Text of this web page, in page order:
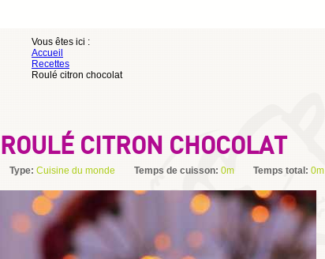
S'INSCRIRE
Vous êtes ici :
Accueil
Recettes
Roulé citron chocolat
ROULÉ CITRON CHOCOLAT
Type: Cuisine du monde Temps de cuisson: 0m Temps total: 0m